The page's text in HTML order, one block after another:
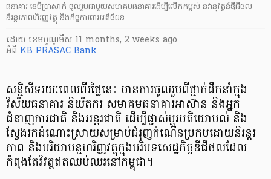
ធនាគារ ខេប៊ីប្រាសាក់ ចូលរួមជាមួយសមាគមធនាគារដើម្បីលើកកម្ពស់ នវានុវត្តន៍ឌីជីថល
និរន្តរភាពហិរញ្ញវត្ថុ និងកិច្ចការពារអតិថិជន
ដោយ ​ ខេមបូណូមីស 11 months, 2 weeks ago
អំពី KB PRASAC Bank
សន្និសីទរយៈពេលពីរថ្ងៃនេះ មានការចូលរួមពីថ្នាក់ដឹកនាំក្នុង
វិស័យធនាគារ និយ័តករ សមាគមធនាគារអាស៊ាន និងអ្នក
ជំនាញការជាតិ និងអន្តរជាតិ ដើម្បីផ្លាស់ប្តូរមតិយោបល់ និង
ស្វែងរកដំណោះស្រាយសម្រាប់ជំរុញកំណើនប្រកបដោយនិរន្តរ
ភាព និងបរិ​យា​បន្នហរិញ្ញវត្ថុ​ក្នុងបរិបទសេដ្ឋកិច្ចឌីជីថលដែល
កំពុងតែវិវត្តឥតឈប់ឈរនៅកម្ពុជា។